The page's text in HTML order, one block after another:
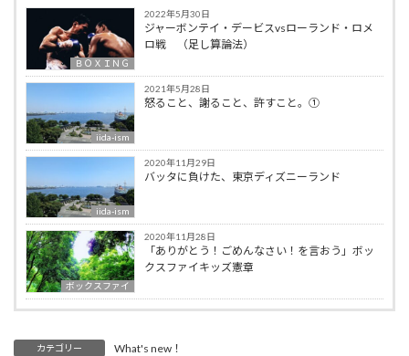
ＢＯＸＩＮＧ
2022年5月30日
ジャーボンテイ・デービスvsローランド・ロメ
ロ戦 （足し算論法）
iida-ism
2021年5月28日
怒ること、謝ること、許すこと。①
iida-ism
2020年11月29日
バッタに負けた、東京ディズニーランド
ボックスファイ
2020年11月28日
「ありがとう！ごめんなさい！を言おう」ボッ
クスファイキッズ憲章
カテゴリー What's new！